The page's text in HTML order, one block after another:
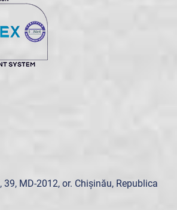
39, MD-2012, or. Chișinău, Republica